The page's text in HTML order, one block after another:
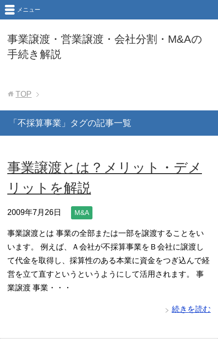
事業譲渡・営業譲渡・会社分割・M&Aの
手続き解説
メニュー
TOP
「不採算事業」タグの記事一覧
事業譲渡とは？メリット・デメ
リットを解説
2009年7月26日 M&A
事業譲渡とは 事業の全部または一部を譲渡することをい
います。 例えば、Ａ会社が不採算事業をＢ会社に譲渡し
て代金を取得し、採算性のある本業に資金をつぎ込んで経
営を立て直すというというようにして活用されます。 事
業譲渡 事業・・・
続きを読む